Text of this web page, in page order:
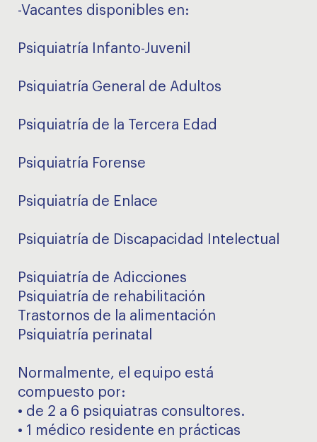
-Vacantes disponibles en:
Psiquiatría Infanto-Juvenil
Psiquiatría General de Adultos
Psiquiatría de la Tercera Edad
Psiquiatría Forense
Psiquiatría de Enlace
Psiquiatría de Discapacidad Intelectual
Psiquiatría de Adicciones
Psiquiatría de rehabilitación
Trastornos de la alimentación
Psiquiatría perinatal
Normalmente, el equipo está
compuesto por:
• de 2 a 6 psiquiatras consultores.
• 1 médico residente en prácticas